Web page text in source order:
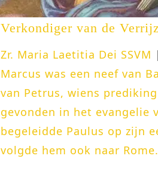
Verkondiger van de
Zr. Maria Laetitia Dei SSVM
Marcus was een neef van
van Petrus, wiens
gevonden in het evangelie
begeleidde Paulus op zijn
volgde hem ook naar